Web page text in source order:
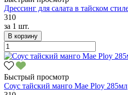
Дрессинг для салата в тайском
310
за 1 шт.
В корзину
Быстрый просмотр
Соус тайский манго Mae Ploy 285мл